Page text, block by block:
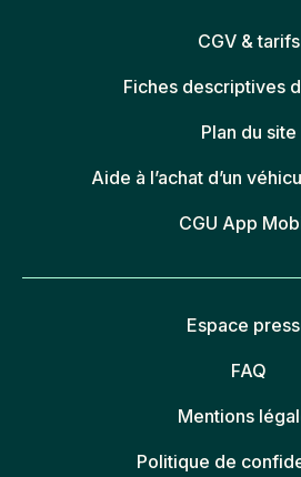
CGV & tarifs
Fiches descriptives
Plan du site
Aide à l’achat d’un
CGU App
Espace
FAQ
Mentions
Politique de